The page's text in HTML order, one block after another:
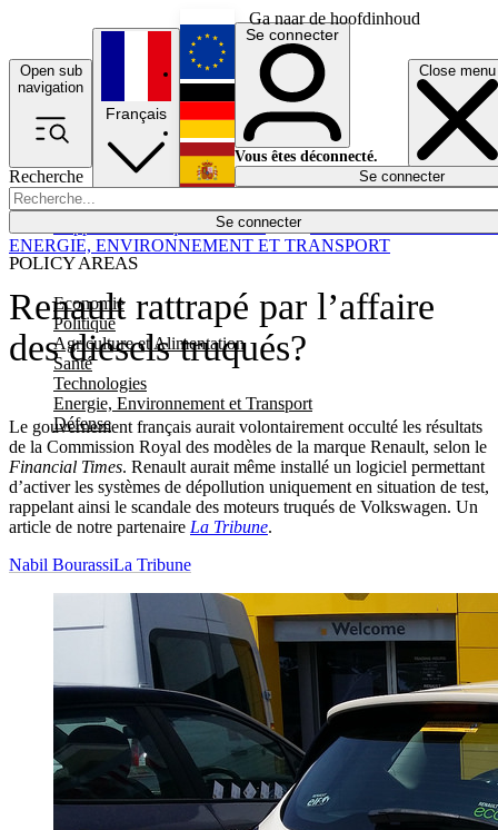
Ga naar de hoofdinhoud
Open sub
navigation
Close menu
Recherche
Se connecter
POLICY AREAS
Economie
Politique
Agriculture et Alimentation
Santé
Technologies
Energie, Environnement et Transport
Défense
Économie
Français
English
Deutsch
Español
Se connecter
Vous êtes déconnecté.
Se connecter
Renault rattrapé par l’affaire
des diesels truqués?
Le gouvernement français aurait volontairement occulté les résultats
de la Commission Royal des modèles de la marque Renault, selon le
Financial Times. Renault aurait même installé un logiciel permettant
d’activer les systèmes de dépollution uniquement en situation de test,
rappelant ainsi le scandale des moteurs truqués de Volkswagen. Un
article de notre partenaire La Tribune.
ENERGIE, ENVIRONNEMENT ET TRANSPORT
Nabil BourassiLa Tribune